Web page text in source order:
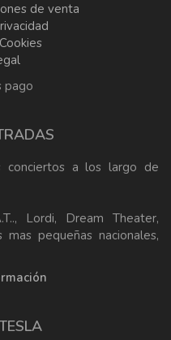
de venta
conciertos a los largo de
Lordi, Dream Theater,
pequeñas nacionales,